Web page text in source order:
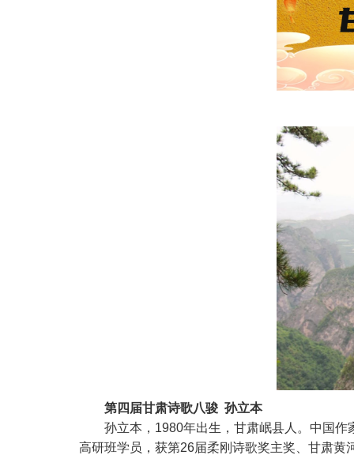
第四届甘肃诗歌八骏 孙立本
孙立本，1980年出生，甘肃岷县人。中国
高研班学员，获第26届柔刚诗歌奖主奖、甘肃黄